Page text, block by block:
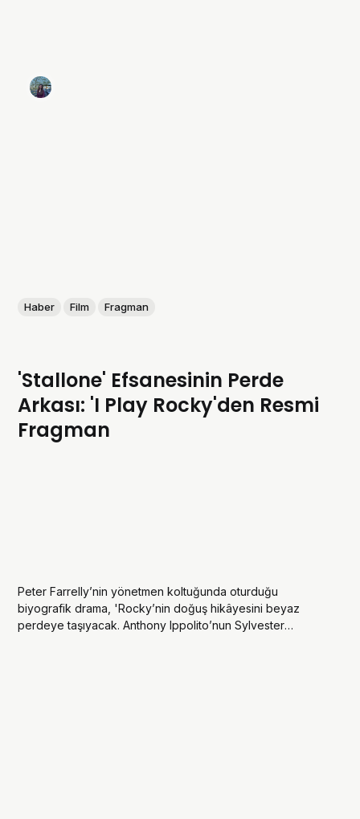
Haber Film Fragman
'Stallone' Efsanesinin Perde
Arkası: 'I Play Rocky'den Resmi
Fragman
Peter Farrelly’nin yönetmen koltuğunda oturduğu
biyografik drama, 'Rocky’nin doğuş hikâyesini beyaz
perdeye taşıyacak. Anthony Ippolito’nun Sylvester